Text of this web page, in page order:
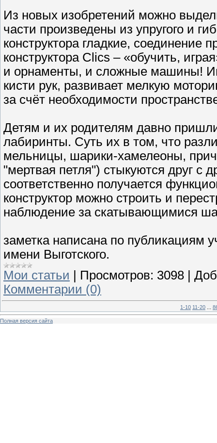
Из новых изобретений можно
части произведены из упругого и
конструктора гладкие, соединение
конструктора Clics – «обучить,
и орнаменты, и сложные машины!
кисти рук, развивает мелкую
за счёт необходимости
Детям и их родителям давно
лабиринты. Суть их в том, что
мельницы, шарики-хамелеоны,
"мертвая петля") стыкуются друг с
соответственно получается
конструктор можно строить и
наблюдение за скатывающимися
заметка написана по публикациям
имени Выготского.
Мои статьи
Просмотров: 3098
Комментарии (0)
1-10 11-20
Полная версия сайта